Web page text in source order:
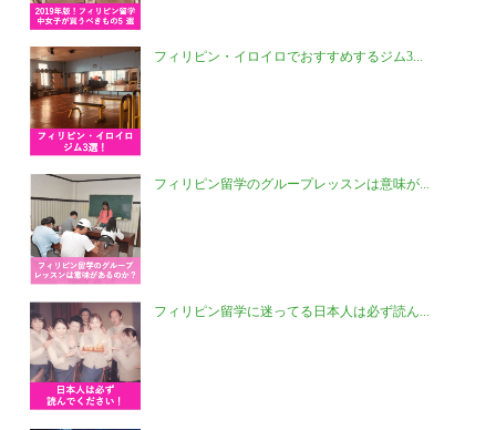
フィリピン・イロイロでおすすめするジム3...
フィリピン留学のグループレッスンは意味が...
フィリピン留学に迷ってる日本人は必ず読ん...